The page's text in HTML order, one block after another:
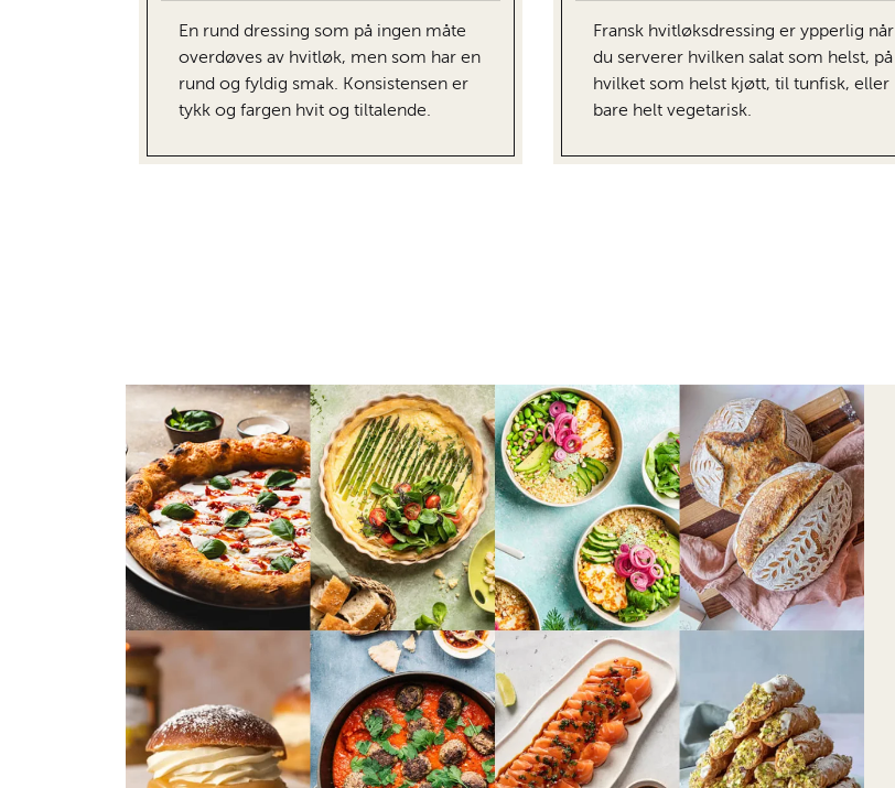
En rund dressing som på ingen måte
overdøves av hvitløk, men som har en
rund og fyldig smak. Konsistensen er
tykk og fargen hvit og tiltalende.
Fransk hvitløksdressing er ypperlig når
du serverer hvilken salat som helst, på
hvilket som helst kjøtt, til tunfisk, eller
bare helt vegetarisk.